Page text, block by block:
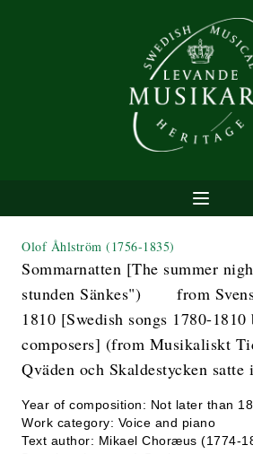
Olof Åhlström (1756-1835)
Sommarnatten [The summer
stunden Sänkes") from
1810 [Swedish songs 1780-1810
composers] (from Musikaliskt
Qväden och Skaldestycken satte
Year of composition: Not later than
Work category: Voice and piano
Text author: Mikael Choræus (1774-